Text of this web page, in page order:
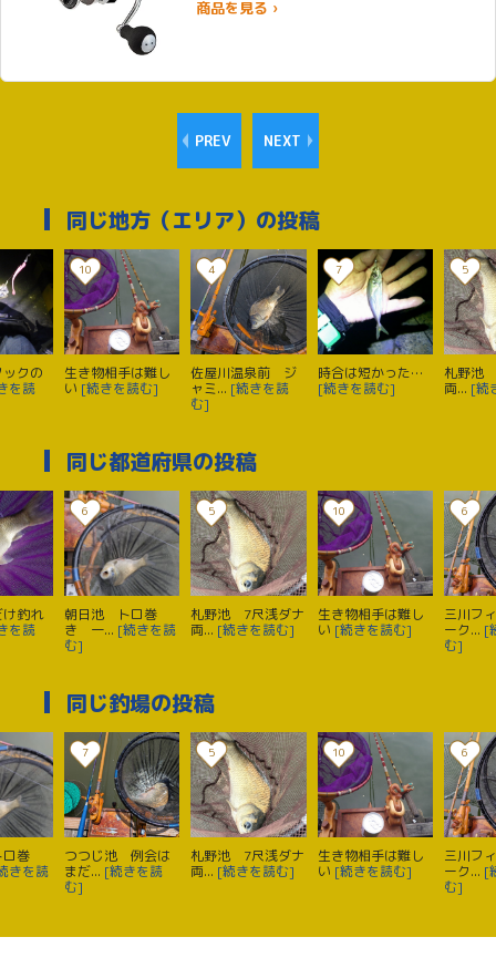
商品を見る ›
PREV NEXT
同じ地方（エリア）の投稿
クの
を読
10
生き物相手は難し
い [続きを読む]
4
佐屋川温泉前 ジ
ャミ... [続きを読
む]
7
時合は短かった…
[続きを読む]
5
札野池
両... [続
同じ都道府県の投稿
釣れ
を読
6
朝日池 トロ巻
き 一... [続きを読
む]
5
札野池 7尺浅ダナ
両... [続きを読む]
10
生き物相手は難し
い [続きを読む]
6
三川フ
ーク... [
む]
同じ釣場の投稿
巻
きを読
7
つつじ池 例会は
まだ... [続きを読
む]
5
札野池 7尺浅ダナ
両... [続きを読む]
10
生き物相手は難し
い [続きを読む]
6
三川フ
ーク... [
む]